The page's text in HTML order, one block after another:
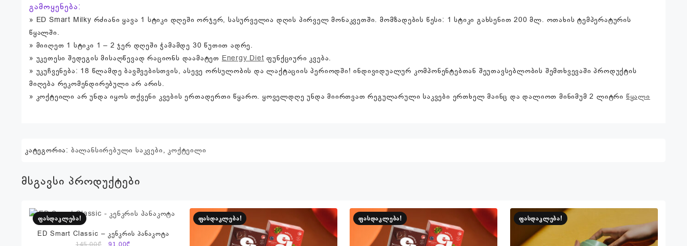
გამოყენება:
» ED Smart Milky რძიანი ყავა 1 სტიკი დღეში ორჯერ, სასურველია დღის პირველ მონაკვეთში. მომზადების წესი: 1 სტიკი გახსენით 200 მლ. ოთახის ტემპერატურის
წყალში.
» მიიღეთ 1 სტიკი 1 – 2 ჯერ დღეში ჭამამდე 30 წუთით ადრე.
» უკეთესი შედეგის მისაღწევად რაციონს დაამატეთ Energy Diet ფუნქციური კვება.
» უკუჩვენება: 18 წლამდე ბავშვებისთვის, ასევე ორსულობის და ლაქტაციის პერიოდში! ინდივიდუალურ კომპონენტებთან შეუთავსებლობის შემთხვევაში პროდუქტის
მიღება რეკომენდირებული არ არის.
» კოქტეილი არ უნდა იყოს თქვენი კვების ერთადერთი წყარო. ყოველდღე უნდა მიირთვათ რეგულარული საკვები ერთხელ მაინც და დალიოთ მინიმუმ 2 ლიტრი წყალი
კატეგორია: ბალანსირებული საკვები, კოქტეილი
მსგავსი პროდუქტები
ფასდაკლება!
ED Smart Classic – კენკრის პანაკოტა
145.00₾
Original
91.00₾
ფასდაკლება! ფასდაკლება! ფასდაკლება!